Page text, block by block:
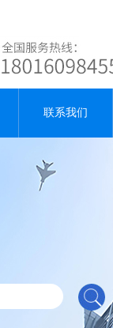
联系我们